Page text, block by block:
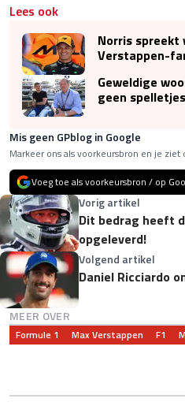
Lees ook
Norris spreekt
Verstappen-
Geweldige
geen
Mis geen GPblog in Google
Markeer ons als voorkeursbron en je
Voeg toe als voorkeursbron / op
Vorig artikel
Dit bedrag heeft
opgeleverd!
Volgend artikel
Daniel Ricciardo
MEER OVER
Formule 1 Max Verstappen F1